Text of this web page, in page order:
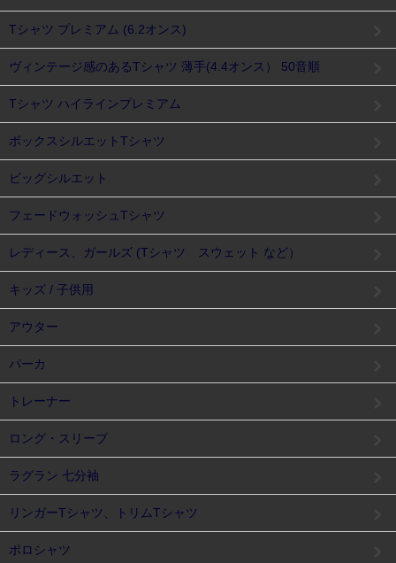
Tシャツ プレミアム (6.2オンス)
ヴィンテージ感のあるTシャツ 薄手(4.4オンス） 50音順
Tシャツ ハイラインプレミアム
ボックスシルエットTシャツ
ビッグシルエット
フェードウォッシュTシャツ
レディース、ガールズ (Tシャツ スウェット など）
キッズ / 子供用
アウター
パーカ
トレーナー
ロング・スリーブ
ラグラン 七分袖
リンガーTシャツ、トリムTシャツ
ポロシャツ